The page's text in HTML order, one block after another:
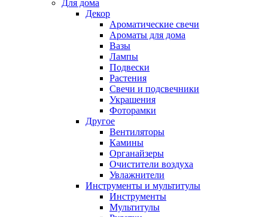
Для дома
Декор
Ароматические свечи
Ароматы для дома
Вазы
Лампы
Подвески
Растения
Свечи и подсвечники
Украшения
Фоторамки
Другое
Вентиляторы
Камины
Органайзеры
Очистители воздуха
Увлажнители
Инструменты и мультитулы
Инструменты
Мультитулы